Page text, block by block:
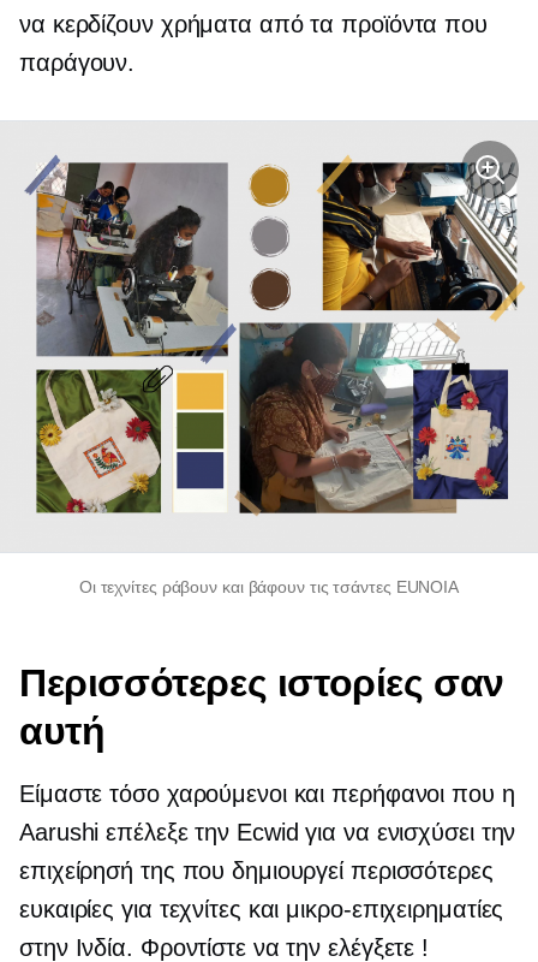
να κερδίζουν χρήματα από τα προϊόντα που
παράγουν.
Οι τεχνίτες ράβουν και βάφουν τις τσάντες EUNOIA
Περισσότερες ιστορίες σαν
αυτή
Είμαστε τόσο χαρούμενοι και περήφανοι που η
Aarushi επέλεξε την Ecwid για να ενισχύσει την
επιχείρησή της που δημιουργεί περισσότερες
ευκαιρίες για τεχνίτες και μικρο-επιχειρηματίες
στην Ινδία. Φροντίστε να την ελέγξετε !